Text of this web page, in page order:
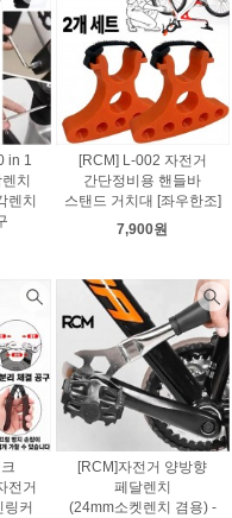
in 1
치
렌치
[RCM] L-002 자전거
간단정비용 핸들바
스탠드 거치대 [좌우한조]
7,900원
전거
커
[RCM]자전거 양방향
페달렌치
(24mm소켓렌치 겸용) -